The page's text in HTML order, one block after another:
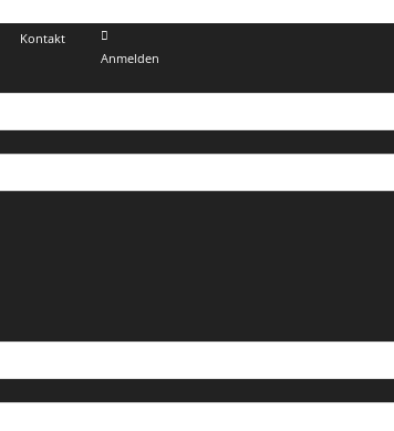
Kontakt
Anmelden